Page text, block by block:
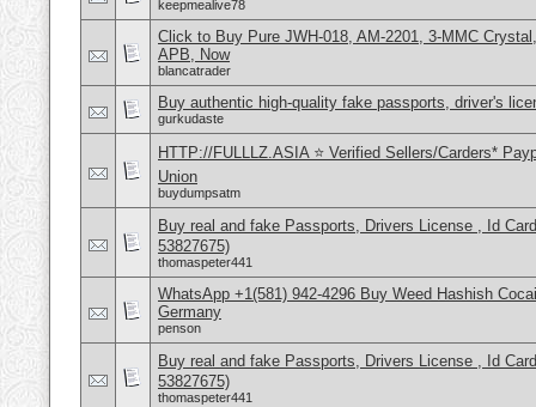
keepmealive78
Click to Buy Pure JWH-018, AM-2201, 3-MMC
APB, Now
blancatrader
Buy authentic high-quality fake passports, driver's
gurkudaste
HTTP://FULLLZ.ASIA ⭐️ Verified Sellers/Carders*
Union
buydumpsatm
Buy real and fake Passports, Drivers License , Id
53827675)
thomaspeter441
WhatsApp +1(581) 942-4296 Buy Weed Hashish
Germany
penson
Buy real and fake Passports, Drivers License , Id
53827675)
thomaspeter441